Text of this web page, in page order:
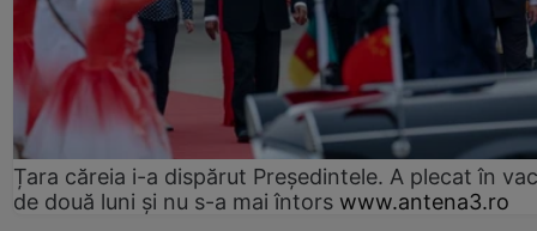
Țara căreia i-a dispărut Președintele. A plecat în
de două luni și nu s-a mai întors www.antena3.ro